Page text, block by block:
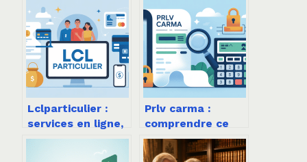
Lclparticulier :
services en ligne,
accès compte et
offres à connaître
Prlv carma :
comprendre ce
libellé et savoir
comment réagir